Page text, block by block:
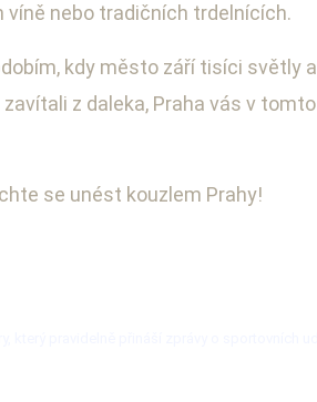
víně nebo tradičních trdelnících.
kdy město září tisíci
z daleka, Praha vás v
se unést kouzlem Prahy!